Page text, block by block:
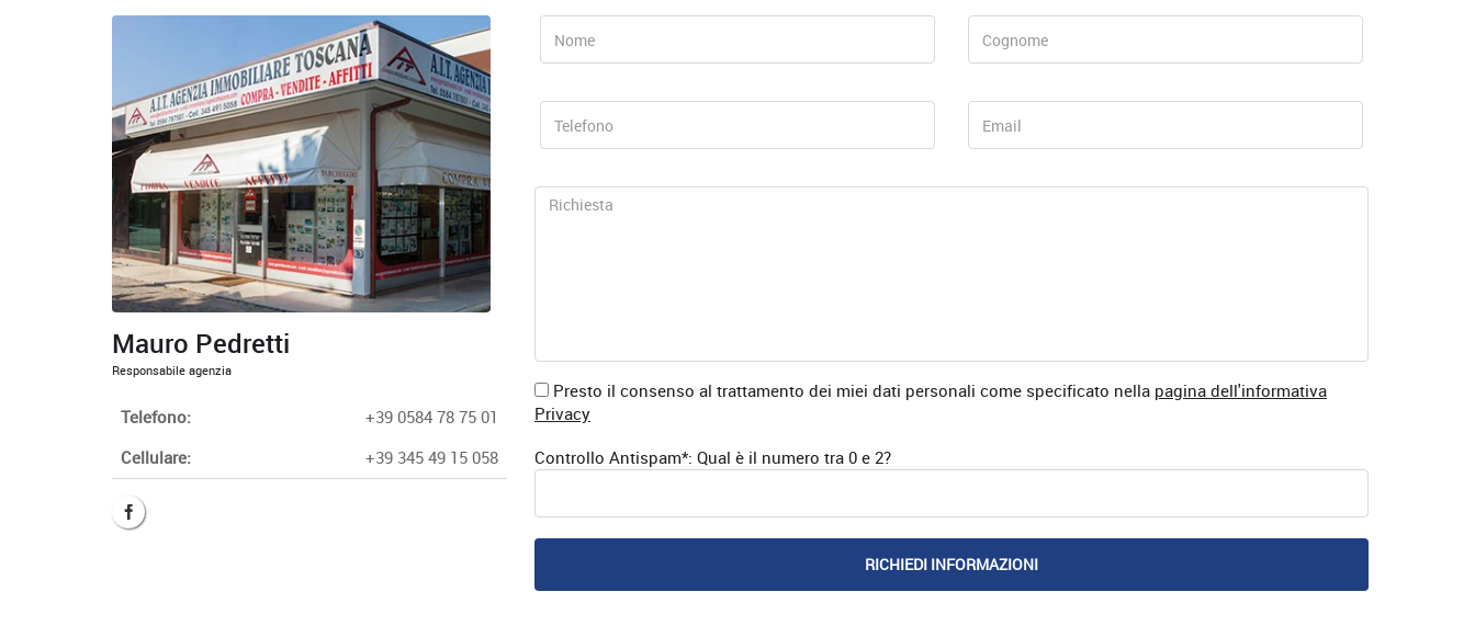
Mauro Pedretti
Responsabile agenzia
Telefono:
+39 0584 78 75 01
Cellulare:
+39 345 49 15 058
Presto il consenso al trattamento dei miei dati personali come specificato nella pagina dell'informativa
Privacy
Controllo Antispam*: Qual è il numero tra 0 e 2?